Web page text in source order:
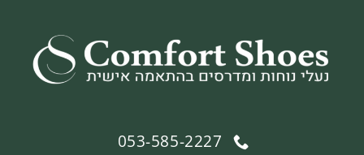
053-585-2227